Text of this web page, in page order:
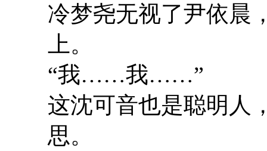
冷梦尧无视了尹依晨
上。
“我……我……”
这沈可音也是聪明人
思。